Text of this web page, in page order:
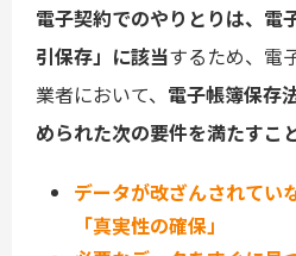
電子契約でのやりとりは、電
引保存」に該当するため、電
業者において、 電子帳簿保存
められた次の要件を満たすこ
データが改ざんされてい
「真実性の確保」